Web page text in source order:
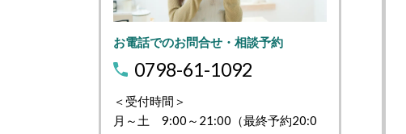
お電話でのお問合せ・相談予約
0798-61-1092
＜受付時間＞
月～土 9:00～21:00（最終予約20:0